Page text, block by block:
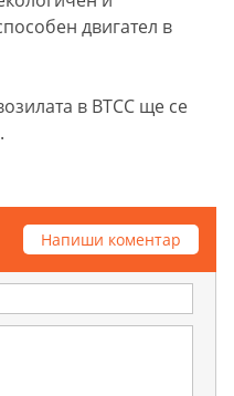
двигател в
в BTCC ще се
Напиши коментар